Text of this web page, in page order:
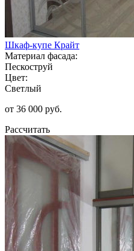
Шкаф-купе Крайт
Материал фасада:
Пескоструй
Цвет:
Светлый
от 36 000 руб.
Рассчитать